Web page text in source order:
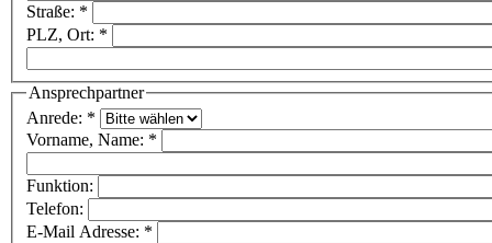
Straße: *
PLZ, Ort: *
Ansprechpartner
Anrede: *
Vorname, Name: *
Funktion:
Telefon:
E-Mail Adresse: *